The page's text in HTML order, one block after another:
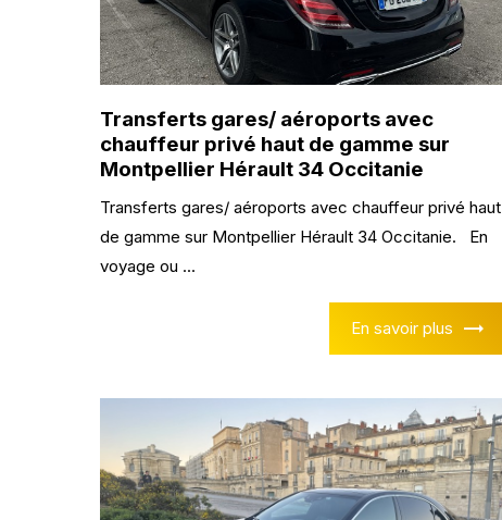
Transferts gares/ aéroports avec
chauffeur privé haut de gamme sur
Montpellier Hérault 34 Occitanie
Transferts gares/ aéroports avec chauffeur privé haut
de gamme sur Montpellier Hérault 34 Occitanie. En
voyage ou ...
En savoir plus